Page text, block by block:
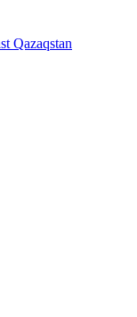
Qazaqstan